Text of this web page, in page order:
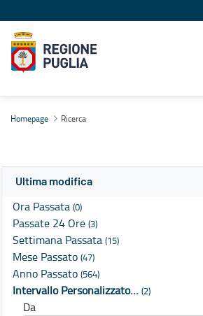
Homepage Ricerca
Ultima modifica
Ora Passata (0)
Passate 24 Ore (3)
Settimana Passata (15)
Mese Passato (47)
Anno Passato (564)
Intervallo Personalizzato… (2)
Da